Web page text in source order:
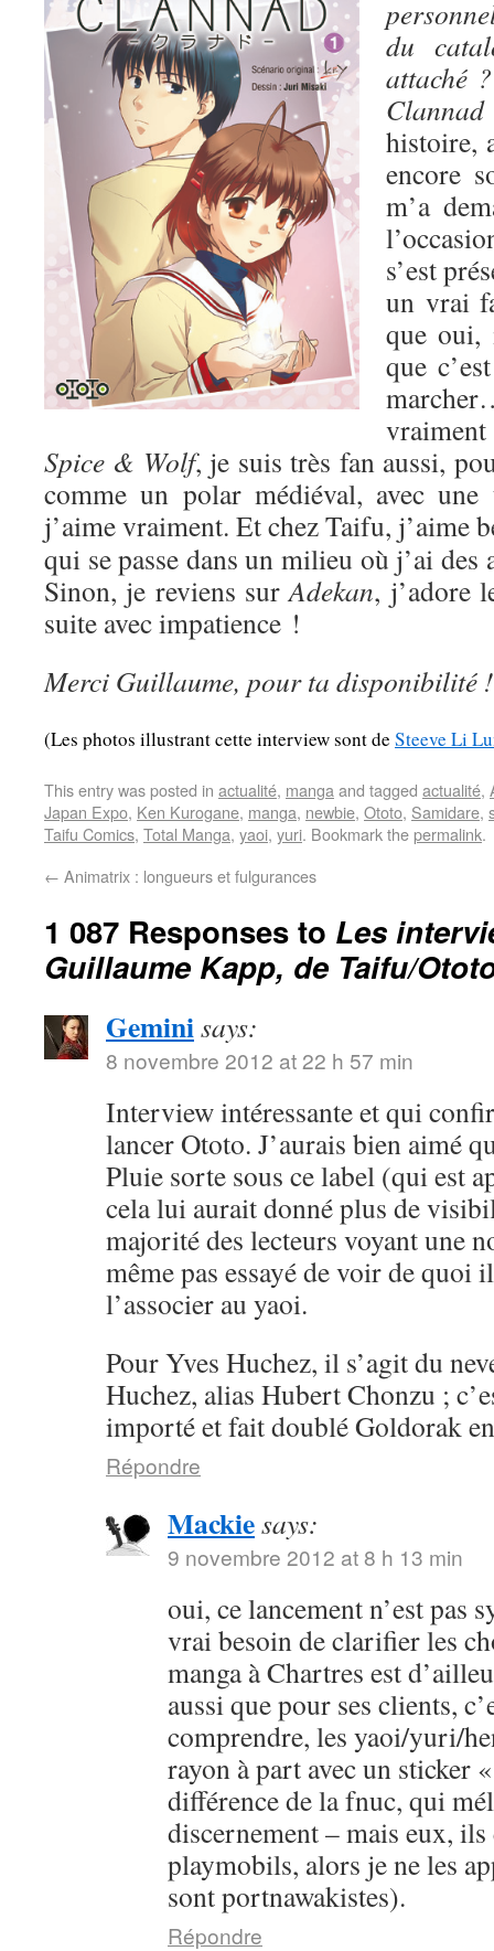
du
attaché ?
histoire,
encore
m’a
s’est
un vrai
que
que
Spice & Wolf, je suis très fan aussi,
comme un polar médiéval, avec une
j’aime vraiment. Et chez Taifu, j’aime
qui se passe dans un milieu où j’ai
Sinon, je reviens surAdekan, j’adore
suite avec impatience !
Merci Guillaume, pour ta disponibilité !
(Les photos illustrant cette interview sont de Steeve Li
This entry was posted in actualité, manga and tagged actualité,
Japan Expo, Ken Kurogane, manga, newbie, Ototo, Samidare,
Taifu Comics, Total Manga, yaoi, yuri. Bookmark thepermalink.
← Animatrix : longueurs et fulgurances
1 087 Responses to Les
Guillaume Kapp, de Taifu/
Geminisays:
8 novembre 2012 at 22 h 57 min
Interview intéressante et qui
lancer Ototo. J’aurais bien aimé
Pluie sorte sous ce label (qui est
cela lui aurait donné plus de
majorité des lecteurs voyant une
même pas essayé de voir de quoi
l’associer au yaoi.
Pour Yves Huchez, il s’agit du
Huchez, alias Hubert Chonzu ;
importé et fait doublé Goldorak
Répondre
Mackiesays:
9 novembre 2012 at 8 h 13 min
oui, ce lancement n’est pas
vrai besoin de clarifier les
manga à Chartres est
aussi que pour ses clients,
comprendre, les yaoi/yuri/
rayon à part avec un sticker
différence de la fnuc, qui
discernement – mais eux, ils
playmobils, alors je ne les
sont portnawakistes).
Répondre